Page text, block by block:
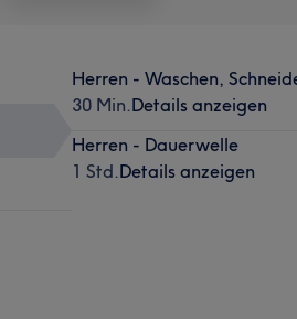
Herren - Waschen,
30 Min.Details anzeigen
Herren - Dauerwelle
1 Std.Details anzeigen